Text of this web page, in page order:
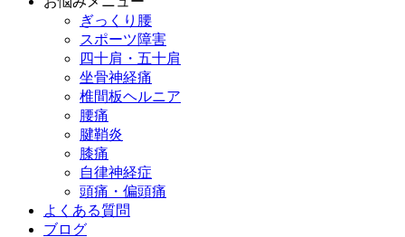
ぎっくり腰
スポーツ障害
四十肩・五十肩
坐骨神経痛
椎間板ヘルニア
腰痛
腱鞘炎
膝痛
自律神経症
頭痛・偏頭痛
よくある質問
ブログ